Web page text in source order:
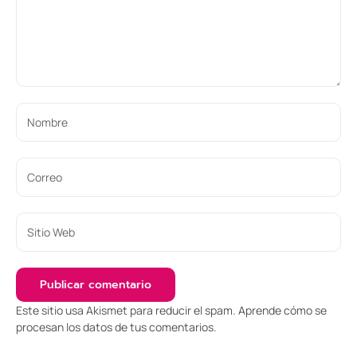
Este sitio usa Akismet para reducir el spam. Aprende cómo se
procesan los datos de tus comentarios.